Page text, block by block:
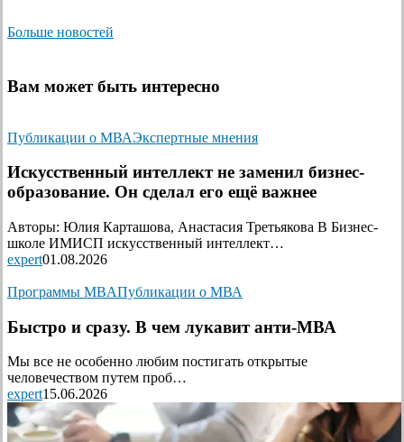
Больше новостей
Вам может быть интересно
Публикации о МВАЭкспертные мнения
Искусственный интеллект не заменил бизнес-
образование. Он сделал его ещё важнее
Авторы: Юлия Карташова, Анастасия Третьякова В Бизнес-
школе ИМИСП искусственный интеллект…
expert01.08.2026
Программы MBAПубликации о МВА
Быстро и сразу. В чем лукавит анти-МВА
Мы все не особенно любим постигать открытые
человечеством путем проб…
expert15.06.2026